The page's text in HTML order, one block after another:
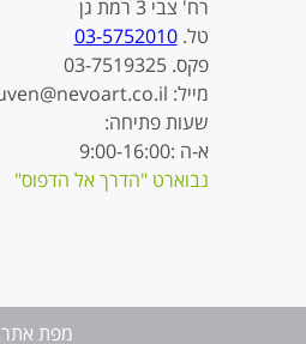
רח' צבי 3 רמת גן
טל.03-5752010
פקס. 03-7519325
מייל: reuven@nevoart.co.il
שעות פתיחה:
א-ה :9:00-16:00
נבוארט "הדרך אל הדפוס"
מפת אתר